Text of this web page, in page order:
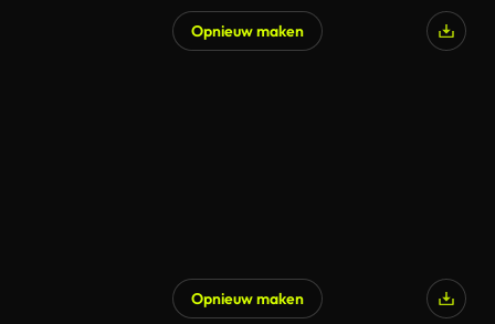
Opnieuw maken
Opnieuw maken